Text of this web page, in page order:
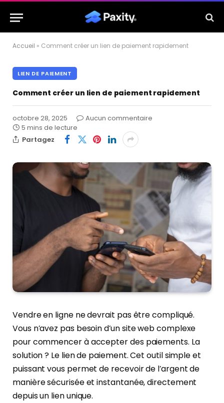
Accueil » Comment créer un lien de paiement rapidement
LIEN DE PAIEMENT
Comment créer un lien de paiement rapidement
octobre 28, 2025
Aucun commentaire
5 mins de lecture
Partagez
Vendre en ligne ne devrait pas être compliqué.
Vous n’avez pas besoin d’un site web complexe
pour commencer à accepter des paiements. La
solution ? Le lien de paiement. Cet outil simple et
puissant vous permet de recevoir de l’argent de
manière sécurisée et instantanée, directement
depuis un lien unique.